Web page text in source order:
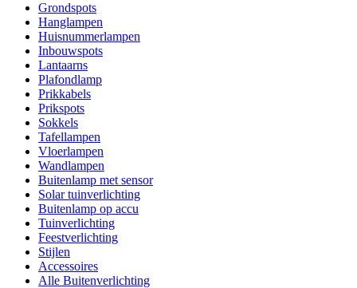
Grondspots
Hanglampen
Huisnummerlampen
Inbouwspots
Lantaarns
Plafondlamp
Prikkabels
Prikspots
Sokkels
Tafellampen
Vloerlampen
Wandlampen
Buitenlamp met sensor
Solar tuinverlichting
Buitenlamp op accu
Tuinverlichting
Feestverlichting
Stijlen
Accessoires
Alle Buitenverlichting